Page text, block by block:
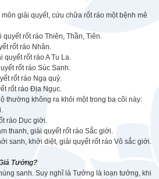
môn giải quyết, cứu chữa rốt ráo một bệnh mê
rốt ráo Thiên, Thần, Tiên.
rốt ráo Nhân.
quyết rốt ráo A Tu La.
rốt ráo Súc Sanh.
rốt ráo Ngạ quỷ.
rốt ráo Địa Ngục.
thường không ra khỏi một trong ba cõi này:
ráo Dục giới.
thanh, giải quyết rốt ráo Sắc giới.
sanh, khởi diệt, giải quyết rốt ráo Vô sắc giới.
Tưởng?
sanh. Suy nghĩ là Tưởng là loạn tưởng, khi